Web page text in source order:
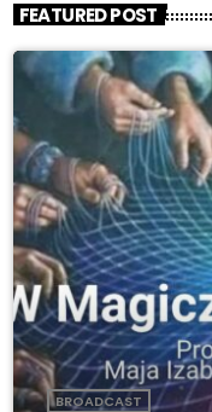
FEATURED POST
BROADCAST